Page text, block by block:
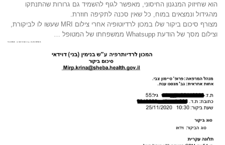
הוא שחיזוק המנגנון החיסוני, מאפשר לגוף להשמיד גם גרורות שהתנתקו
מהגידול ונמצאים במוח, כל שאין סכנה לתקיפה חוזרת.
מצורף סיכום ביקור שלו במכון לרדיוטופיה אחרי צילום MRI שעשו לו לביקורת,
וצילום מסך של הודעת Whatsupp ממשפחתו של המטופל …